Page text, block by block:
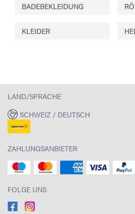
BADEBEKLEIDUNG
KLEIDER
LAND/SPRACHE
SCHWEIZ / DEUTSCH
ZAHLUNGSANBIETER
FOLGE UNS